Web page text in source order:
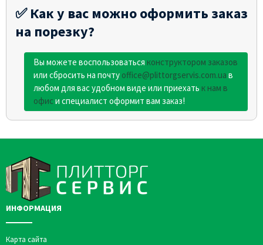
✅ Как у вас можно оформить заказ
на порезку?
Вы можете воспользоваться конструктором заказов
или сбросить на почту office@plittorgservis.com.ua в
любом для вас удобном виде или приехать к нам в
офис и специалист оформит вам заказ!
ИНФОРМАЦИЯ
Карта сайта